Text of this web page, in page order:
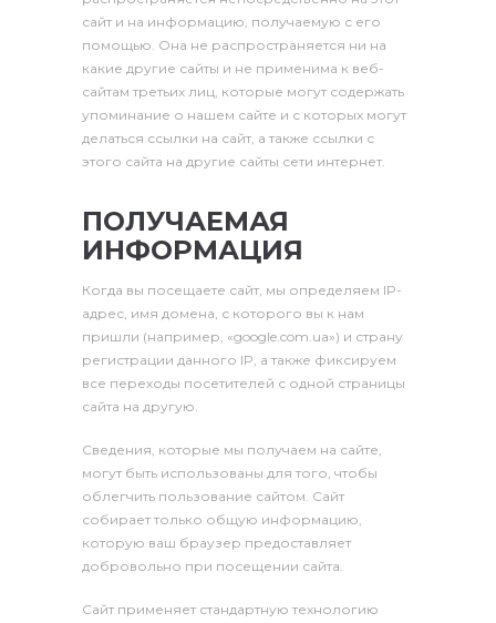
сайт и на информацию, получаемую с его
помощью. Она не распространяется ни на
какие другие сайты и не применима к веб-
сайтам третьих лиц, которые могут содержать
упоминание о нашем сайте и с которых могут
делаться ссылки на сайт, а также ссылки с
этого сайта на другие сайты сети интернет.
ПОЛУЧАЕМАЯ
ИНФОРМАЦИЯ
Когда вы посещаете сайт, мы определяем IP-
адрес, имя домена, с которого вы к нам
пришли (например, «google.com.ua») и страну
регистрации данного IP, а также фиксируем
все переходы посетителей с одной страницы
сайта на другую.
Сведения, которые мы получаем на сайте,
могут быть использованы для того, чтобы
облегчить пользование сайтом. Сайт
собирает только общую информацию,
которую ваш браузер предоставляет
добровольно при посещении сайта.
Сайт применяет стандартную технологию